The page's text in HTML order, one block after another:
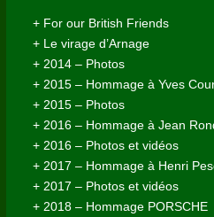
+ For our British Friends
+ Le virage d’Arnage
+ 2014 – Photos
+ 2015 – Hommage à Yves
+ 2015 – Photos
+ 2016 – Hommage à Jean
+ 2016 – Photos et vidéos
+ 2017 – Hommage à Henri
+ 2017 – Photos et vidéos
+ 2018 – Hommage PORSCHE